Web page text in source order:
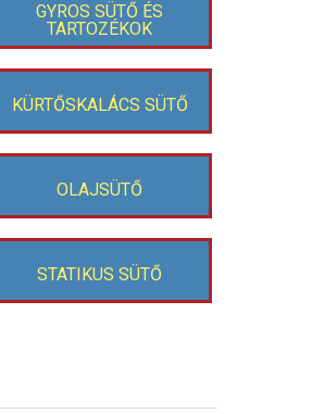
GYROS SÜTŐ ÉS
TARTOZÉKOK
KÜRTŐSKALÁCS SÜTŐ
OLAJSÜTŐ
STATIKUS SÜTŐ